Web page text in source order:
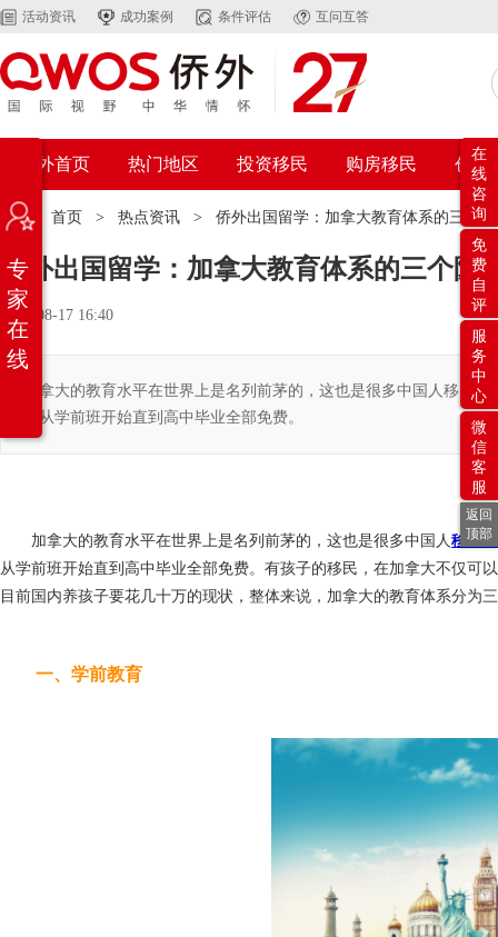
活动资讯 成功案例 条件评估 互问互答
侨外首页 热门地区 投资移民 购房移民 创业
位置： 首页 > 热点资讯 > 侨外出国留学：加拿大教育体系的三个
侨外出国留学：加拿大教育体系的三个阶
2018-08-17 16:40
加拿大的教育水平在世界上是名列前茅的，这也是很多中国人移民
子从学前班开始直到高中毕业全部免费。
加拿大的教育水平在世界上是名列前茅的，这也是很多中国人移民
从学前班开始直到高中毕业全部免费。有孩子的移民，在加拿大不仅可
目前国内养孩子要花几十万的现状，整体来说，加拿大的教育体系分为
一、学前教育
专
家
在
线
在
线
咨
询
免
费
自
评
服
务
中
心
微
信
客
服
返回
顶部